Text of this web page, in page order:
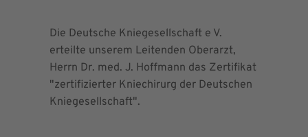
Die Deutsche Kniegesellschaft e V.
erteilte unserem Leitenden Oberarzt,
Herrn Dr. med. J. Hoffmann das Zertifikat
"zertifizierter Kniechirurg der Deutschen
Kniegesellschaft".